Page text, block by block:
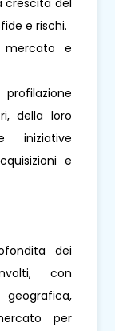
e rischi.
mercato e
della loro
iniziative
e
dei
con
geografica,
per